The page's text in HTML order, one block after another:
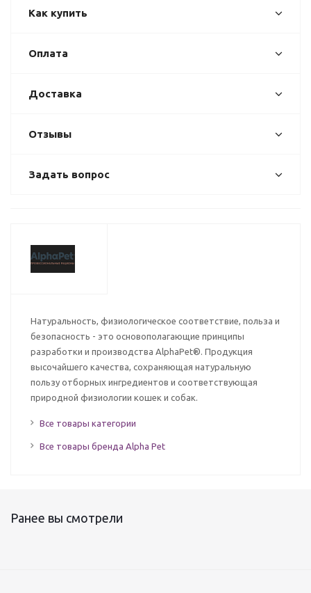
Как купить
Оплата
Доставка
Отзывы
Задать вопрос
Натуральность, физиологическое соответствие, польза и
безопасность - это основополагающие принципы
разработки и производства AlphaPet®. Продукция
высочайшего качества, сохраняющая натуральную
пользу отборных ингредиентов и соответствующая
природной физиологии кошек и собак.
Все товары категории
Все товары бренда Alpha Pet
Ранее вы смотрели